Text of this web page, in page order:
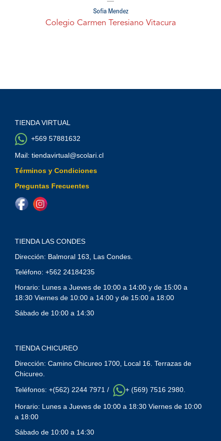
Sofía Méndez
Colegio Carmen Teresiano Vitacura
TIENDA VIRTUAL
+569 57881632
Mail: tiendavirtual@scolari.cl
Términos y Condiciones
Preguntas Frecuentes
TIENDA LAS CONDES
Dirección: Balmoral 163, Las Condes.
Teléfono: +562 24184235
Horario: Lunes a Jueves de 10:00 a 14:00 y de 15:00 a
18:30 Viernes de 10:00 a 14:00 y de 15:00 a 18:00
Sábado de 10:00 a 14:30
TIENDA CHICUREO
Dirección: Camino Chicureo 1700, Local 16. Terrazas de
Chicureo.
Teléfonos: +(562) 2244 7971 / + (569) 7516 2980.
Horario: Lunes a Jueves de 10:00 a 18:30 Viernes de 10:00
a 18:00
Sábado de 10:00 a 14:30